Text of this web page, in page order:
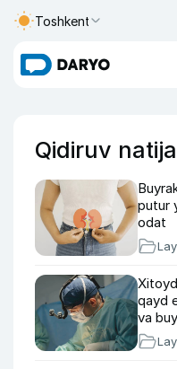
Toshkent
Qidiruv
putur
odat
qayd
va